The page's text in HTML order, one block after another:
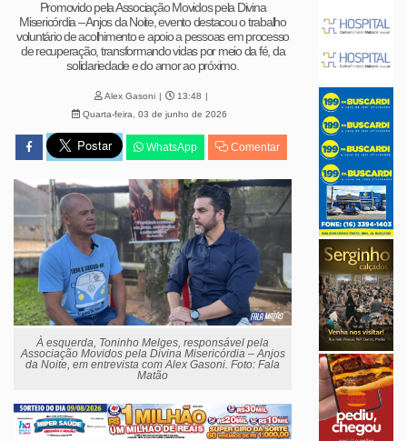
Promovido pela Associação Movidos pela Divina
Misericórdia – Anjos da Noite, evento destacou o trabalho
voluntário de acolhimento e apoio a pessoas em processo
de recuperação, transformando vidas por meio da fé, da
solidariedade e do amor ao próximo.
Alex Gasoni
13:48
Quarta-feira, 03 de junho de 2026
WhatsApp Comentar
À esquerda, Toninho Melges, responsável pela
Associação Movidos pela Divina Misericórdia – Anjos
da Noite, em entrevista com Alex Gasoni. Foto: Fala
Matão